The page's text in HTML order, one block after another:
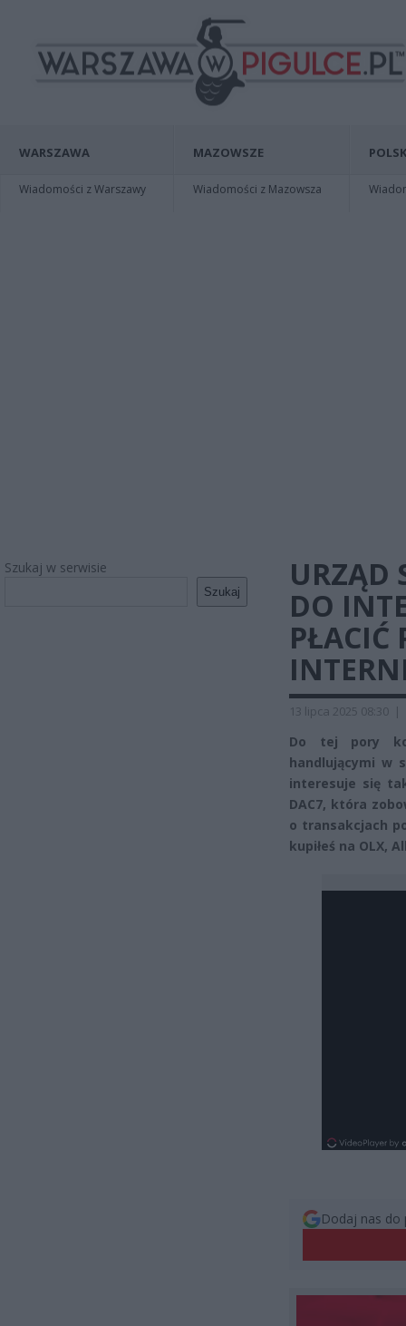
WARSZAWA
Wiadomości z Warszawy
MAZOWSZE
Wiadomości z Mazowsza
Szukaj w serwisie
Szukaj
URZĄD
DO
PŁACIĆ
13 lipca 2025 08:30 |
Do tej pory
handlującymi w
interesuje się
DAC7, która
o transakcjach
kupiłeś na OLX,
Dodaj nas do